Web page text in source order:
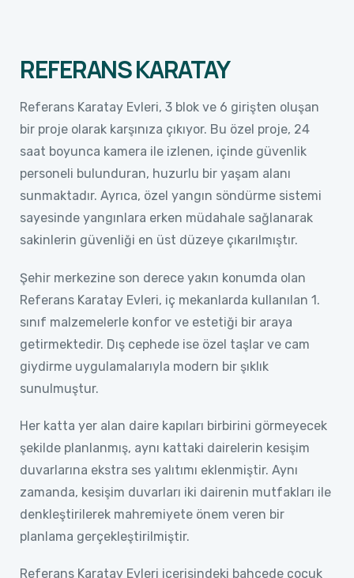
REFERANS KARATAY
Referans Karatay Evleri, 3 blok ve 6 girişten oluşan
bir proje olarak karşınıza çıkıyor. Bu özel proje, 24
saat boyunca kamera ile izlenen, içinde güvenlik
personeli bulunduran, huzurlu bir yaşam alanı
sunmaktadır. Ayrıca, özel yangın söndürme sistemi
sayesinde yangınlara erken müdahale sağlanarak
sakinlerin güvenliği en üst düzeye çıkarılmıştır.
Şehir merkezine son derece yakın konumda olan
Referans Karatay Evleri, iç mekanlarda kullanılan 1.
sınıf malzemelerle konfor ve estetiği bir araya
getirmektedir. Dış cephede ise özel taşlar ve cam
giydirme uygulamalarıyla modern bir şıklık
sunulmuştur.
Her katta yer alan daire kapıları birbirini görmeyecek
şekilde planlanmış, aynı kattaki dairelerin kesişim
duvarlarına ekstra ses yalıtımı eklenmiştir. Aynı
zamanda, kesişim duvarları iki dairenin mutfakları ile
denkleştirilerek mahremiyete önem veren bir
planlama gerçekleştirilmiştir.
Referans Karatay Evleri içerisindeki bahçede çocuk